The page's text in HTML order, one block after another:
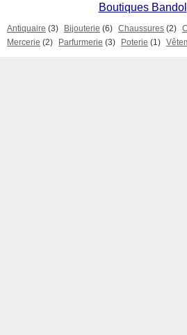
Boutiques Bandol
Antiquaire (3) Bijouterie (6) Chaussures (2)
Mercerie (2) Parfurmerie (3) Poterie (1)